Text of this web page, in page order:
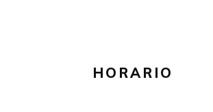
HORARIO